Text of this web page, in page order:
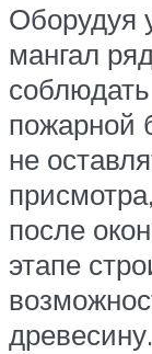
Оборудуя
мангал
пожарной
не
после
этапе
древесину.